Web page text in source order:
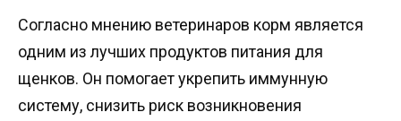
Согласно мнению ветеринаров корм является
одним из лучших продуктов питания для
щенков. Он помогает укрепить иммунную
систему, снизить риск возникновения